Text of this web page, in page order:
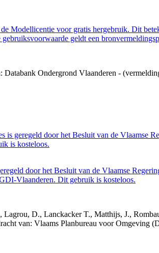
Modellicentie voor gratis hergebruik. Dit
geldt een
Ondergrond Vlaanderen -
geregeld door het Besluit van de Vlaamse
is kosteloos.
door het Besluit van de Vlaamse
Vlaanderen. Dit gebruik is kosteloos.
D., Lanckacker T., Matthijs, J.,
van: Vlaams Planbureau voor Omgeving